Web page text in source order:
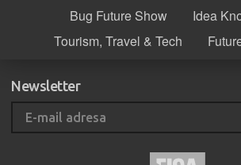
Bug Future Show
Idea
Tourism, Travel & Tech
Newsletter